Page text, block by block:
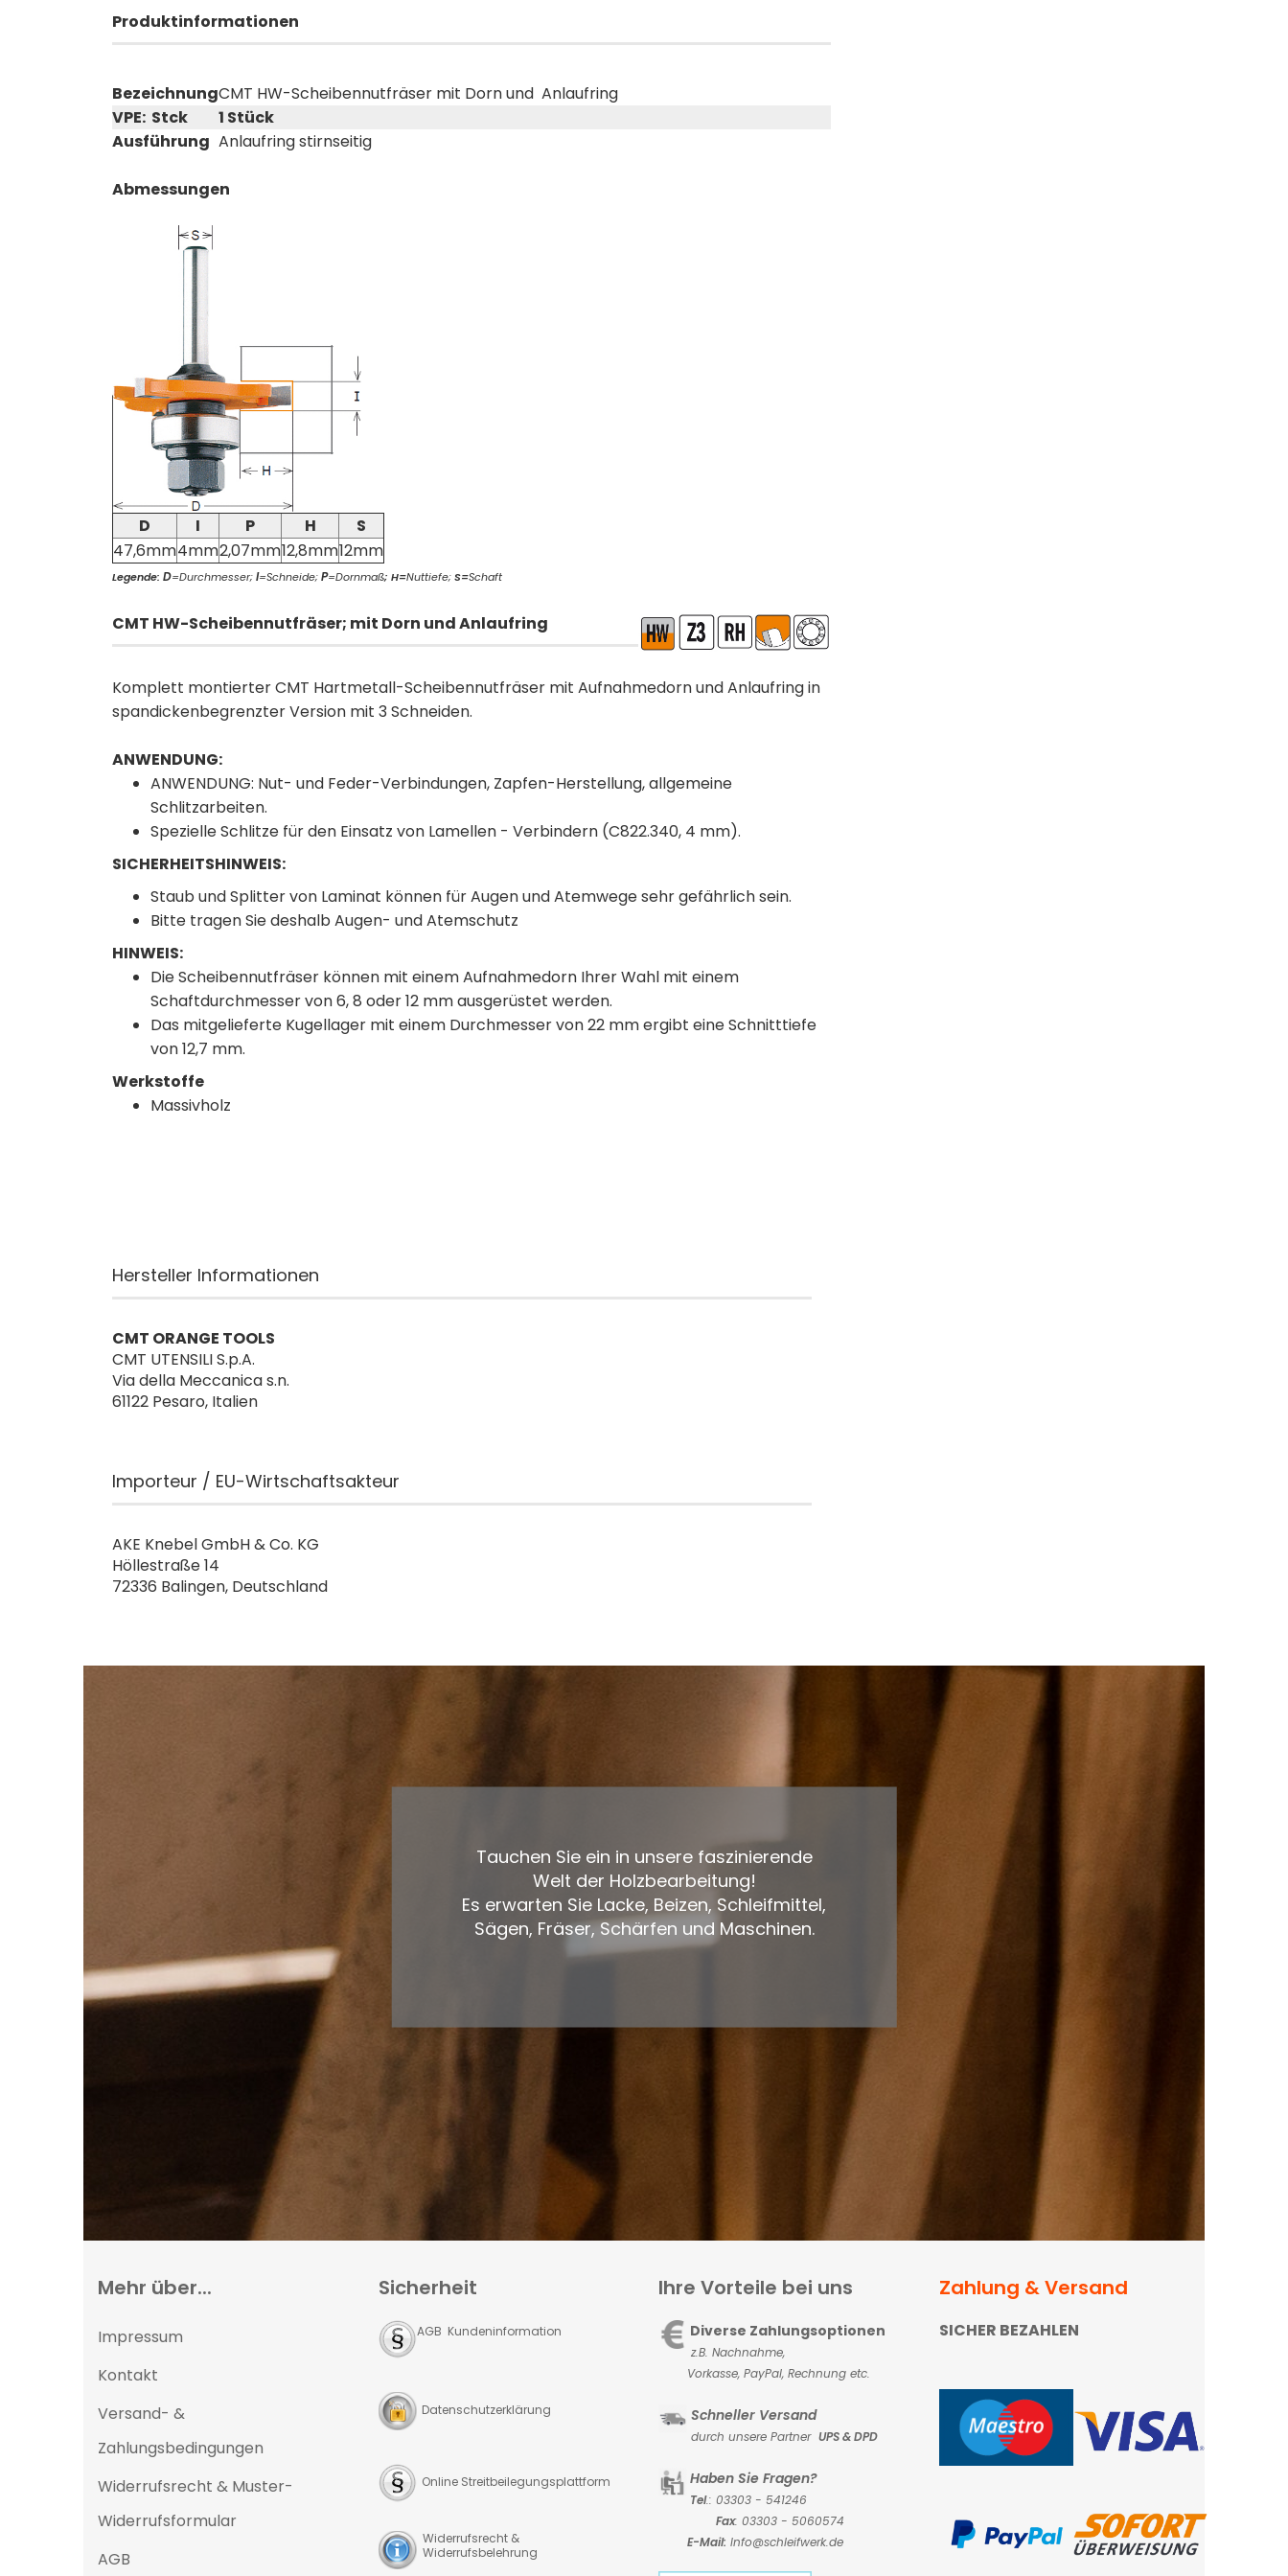
Produktinformationen
BezeichnungCMT HW-Scheibennutfräser mit Dorn und Anlaufring
VPE: Stck
1 Stück
Ausführung Anlaufring stirnseitig
Abmessungen
D I P H
S
47,6mm4mm2,07mm12,8mm12mm
Legende: D=Durchmesser;I=Schneide;P=Dornmaß; H=Nuttiefe;S=Schaft
CMT HW-Scheibennutfräser; mit Dorn und Anlaufring
Komplett montierter CMT Hartmetall-Scheibennutfräser mit Aufnahmedorn und Anlaufring in
spandickenbegrenzter Version mit 3 Schneiden.
ANWENDUNG:
ANWENDUNG: Nut- und Feder-Verbindungen, Zapfen-Herstellung, allgemeine
Schlitzarbeiten.
Spezielle Schlitze für den Einsatz von Lamellen - Verbindern (C822.340, 4 mm).
SICHERHEITSHINWEIS:
Staub und Splitter von Laminat können für Augen und Atemwege sehr gefährlich sein.
Bitte tragen Sie deshalb Augen- und Atemschutz
HINWEIS:
Die Scheibennutfräser können mit einem Aufnahmedorn Ihrer Wahl mit einem
Schaftdurchmesser von 6, 8 oder 12 mm ausgerüstet werden.
Das mitgelieferte Kugellager mit einem Durchmesser von 22 mm ergibt eine Schnitttiefe
von 12,7 mm.
Werkstoffe
Massivholz
Hersteller Informationen
CMT ORANGE TOOLS
CMT UTENSILI S.p.A.
Via della Meccanica s.n.
61122 Pesaro, Italien
Importeur / EU-Wirtschaftsakteur
AKE Knebel GmbH & Co. KG
Höllestraße 14
72336 Balingen, Deutschland
Tauchen Sie ein in unsere faszinierende
Welt der Holzbearbeitung!
Es erwarten Sie Lacke, Beizen, Schleifmittel,
Sägen, Fräser, Schärfen und Maschinen.
Mehr über...
Impressum
Kontakt
Versand- &
Zahlungsbedingungen
Widerrufsrecht & Muster-
Widerrufsformular
AGB
Sicherheit
AGB Kundeninformation
Datenschutzerklärung
Online Streitbeilegungsplattform
Widerrufsrecht &
Widerrufsbelehrung
Ihre Vorteile bei uns
Diverse Zahlungsoptionen
z.B. Nachnahme,
Vorkasse, PayPal, Rechnung etc.
Schneller Versand
durch unsere Partner UPS & DPD
Haben Sie Fragen?
Tel.: 03303 - 541246
Fax: 03303 - 5060574
E-Mail: Info@schleifwerk.de
Zahlung & Versand
SICHER BEZAHLEN